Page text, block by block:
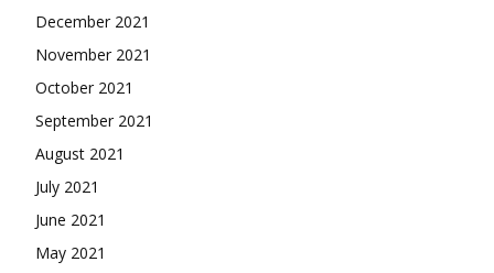
December 2021
November 2021
October 2021
September 2021
August 2021
July 2021
June 2021
May 2021